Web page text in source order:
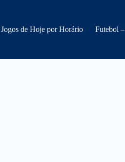
Jogos de Hoje por Horário Futebol